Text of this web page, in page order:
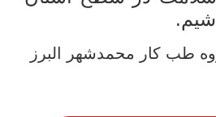
طب کار محمدشهر البرز